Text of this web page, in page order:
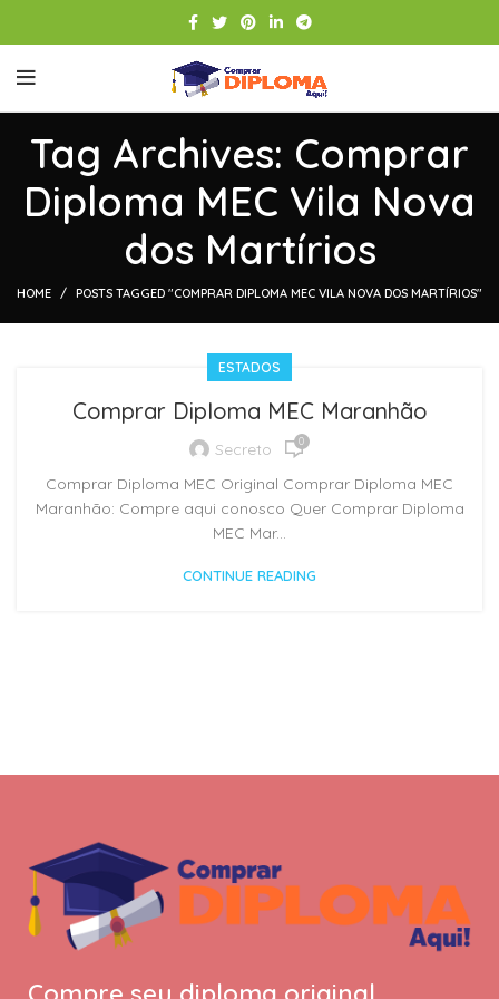
Tag Archives: Comprar
Diploma MEC Vila Nova
dos Martírios
HOME POSTS TAGGED "COMPRAR DIPLOMA MEC VILA NOVA DOS MARTÍRIOS"
ESTADOS
Comprar Diploma MEC Maranhão
Secreto 0
Comprar Diploma MEC Original Comprar Diploma MEC
Maranhão: Compre aqui conosco Quer Comprar Diploma
MEC Mar...
CONTINUE READING